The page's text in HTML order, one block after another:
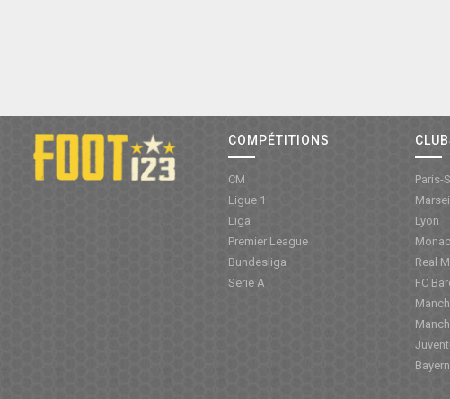
COMPÉTITIONS
CM
Ligue 1
Liga
Premier League
Bundesliga
Serie A
Paris-
Lyon
Real
FC
Bayern